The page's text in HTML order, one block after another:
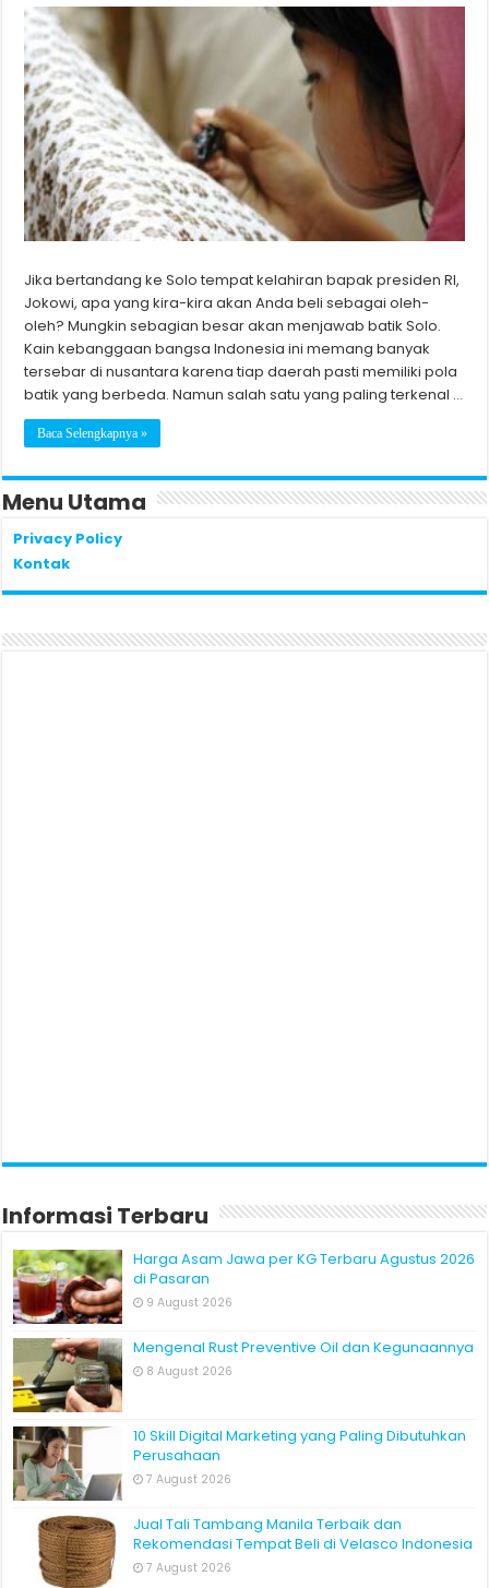
Jika bertandang ke Solo tempat kelahiran bapak presiden RI,
Jokowi, apa yang kira-kira akan Anda beli sebagai oleh-
oleh? Mungkin sebagian besar akan menjawab batik Solo.
Kain kebanggaan bangsa Indonesia ini memang banyak
tersebar di nusantara karena tiap daerah pasti memiliki pola
batik yang berbeda. Namun salah satu yang paling terkenal …
Baca Selengkapnya »
Menu Utama
Privacy Policy
Kontak
Informasi Terbaru
Harga Asam Jawa per KG Terbaru Agustus 2026
di Pasaran
9 August 2026
Mengenal Rust Preventive Oil dan Kegunaannya
8 August 2026
10 Skill Digital Marketing yang Paling Dibutuhkan
Perusahaan
7 August 2026
Jual Tali Tambang Manila Terbaik dan
Rekomendasi Tempat Beli di Velasco Indonesia
7 August 2026